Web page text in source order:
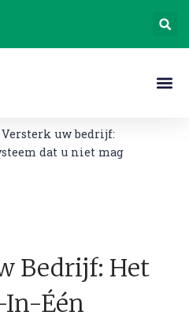
Versterk uw bedrijf:
dat u niet mag
Bedrijf: Het
Één